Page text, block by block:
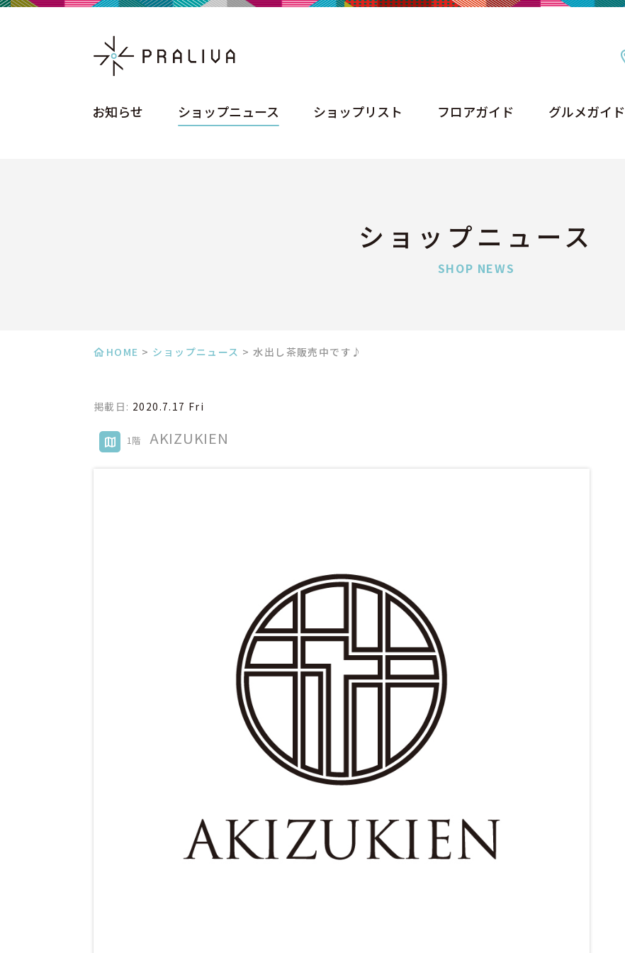
お知らせ ショップニュース ショップリスト フロアガイド グルメガイド
ショップニュース
SHOP NEWS
HOME > ショップニュース > 水出し茶販売中です♪
掲載日: 2020.7.17 Fri
1階 AKIZUKIEN